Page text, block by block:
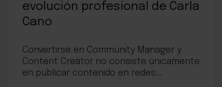
evolución profesional de Carla
Cano
Convertirse en Community Manager y
Content Creator no consiste únicamente
en publicar contenido en redes...